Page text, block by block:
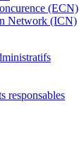
(ECN)
Network (ICN)
responsables